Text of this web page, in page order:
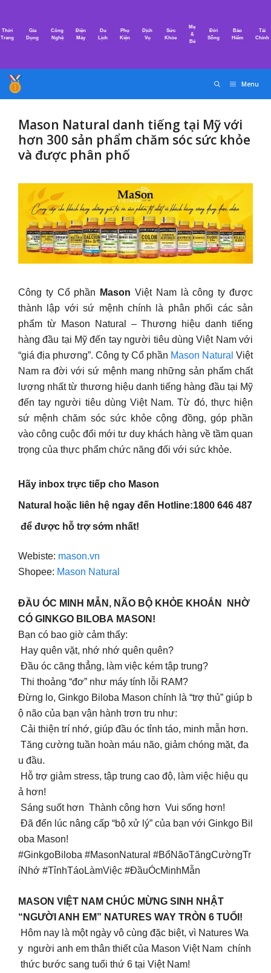
nội
Thời
Trang
Gia
Dụng
Công
Nghệ
Điện
Máy
Du
Lịch
Phụ
Kiện
Dịch
Vụ
Sức
Khỏe
Mẹ
&
Bé
Đời
Sống
Bảo
Hiểm
Tài
Chính
Menu
Mason Natural danh tiếng tại Mỹ với
hơn 300 sản phẩm chăm sóc sức khỏe
và được phân phố
Công ty Cổ phần Mason Việt Nam là công ty được
thành lập với sứ mệnh chính là phân phối các sản
phẩm từ Mason Natural – Thương hiệu danh tiếng
hàng đầu tại Mỹ đến tay người tiêu dùng Việt Nam với
“giá địa phương”. Công ty Cổ phần Mason Natural Việt
Nam ra đời với sứ mệnh mang những sản phẩm chất
lượng nhất từ thương hiệu danh tiếng hàng đầu tại Mỹ
đến tay người tiêu dùng Việt Nam. Từ đó, thực hiện
sứ mệnh chăm sóc sức khỏe cộng đồng, góp phần
vào công cuộc đổi mới tư duy khách hàng về tầm quan
trọng của thực phẩm chức năng đối với sức khỏe.
Hãy inbox trực tiếp cho Mason
Natural hoặc liên hệ ngay đến Hotline:1800 646 487
để được hỗ trợ sớm nhất!
Webiste: mason.vn
Shopee: Mason Natural
ĐẦU ÓC MINH MẪN, NÃO BỘ KHỎE KHOẮN NHỜ
CÓ GINKGO BILOBA MASON!
Bạn có bao giờ cảm thấy:
Hay quên vặt, nhớ nhớ quên quên?
Đầu óc căng thẳng, làm việc kém tập trung?
Thi thoảng “đơ” như máy tính lỗi RAM?
Đừng lo, Ginkgo Biloba Mason chính là “trợ thủ” giúp b
ộ não của bạn vận hành trơn tru như:
Cải thiện trí nhớ, giúp đầu óc tỉnh táo, minh mẫn hơn.
Tăng cường tuần hoàn máu não, giảm chóng mặt, đa
u đầu.
Hỗ trợ giảm stress, tập trung cao độ, làm việc hiệu qu
ả hơn!
Sáng suốt hơn Thành công hơn Vui sống hơn!
Đã đến lúc nâng cấp “bộ xử lý” của bạn với Ginkgo Bil
oba Mason!
#GinkgoBiloba #MasonNatural #BổNãoTăngCườngTr
íNhớ #TỉnhTáoLàmViệc #ĐầuÓcMinhMẫn
MASON VIỆT NAM CHÚC MỪNG SINH NHẬT
“NGƯỜI ANH EM” NATURES WAY TRÒN 6 TUỔI!
Hôm nay là một ngày vô cùng đặc biệt, vì Natures Wa
y người anh em thân thiết của Mason Việt Nam chính
thức bước sang tuổi thứ 6 tại Việt Nam!